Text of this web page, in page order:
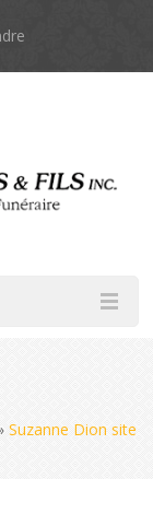
Suzanne Dion site